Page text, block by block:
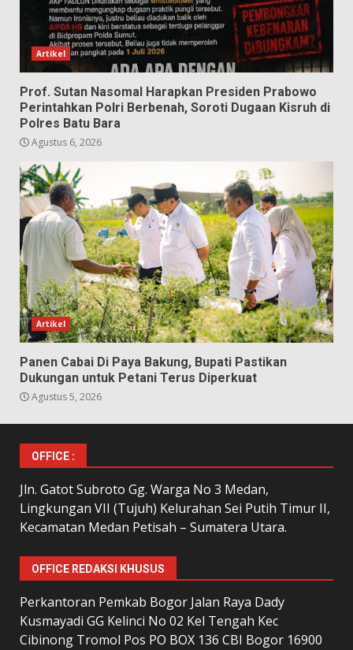
Artikel
Prof. Sutan Nasomal Harapkan Presiden Prabowo
Perintahkan Polri Berbenah, Soroti Dugaan Kisruh di
Polres Batu Bara
Agustus 6, 2026
Artikel
Panen Cabai Di Paya Bakung, Bupati Pastikan
Dukungan untuk Petani Terus Diperkuat
Agustus 5, 2026
OFFICE :
Jln. Gatot Subroto Gg. Warga No 3 Medan,
Lingkungan VII (Tujuh) Kelurahan Sei Putih Timur II,
Kecamatan Medan Petisah – Sumatera Utara.
OFFICE REDAKSI KHUSUS
Perkantoran Pemkab Bogor Jalan Raya Dady
Kusmayadi GG Kelinci No 02 Kel Tengah Kec
Cibinong Tromol Pos PO BOX 136 CBI Bogor 16900